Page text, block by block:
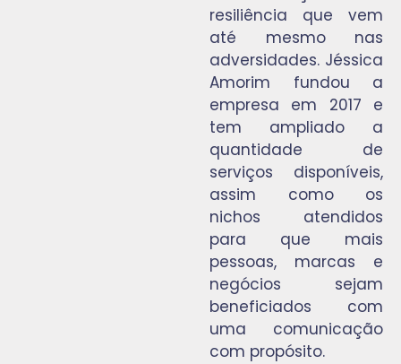
resiliência que vem
até mesmo nas
adversidades. Jéssica
Amorim fundou a
empresa em 2017 e
tem ampliado a
quantidade de
serviços disponíveis,
assim como os
nichos atendidos
para que mais
pessoas, marcas e
negócios sejam
beneficiados com
uma comunicação
com propósito.